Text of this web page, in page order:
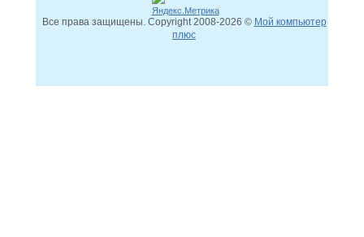
Все права защищены. Copyright2008-2026 © Мой компьютер
плюс